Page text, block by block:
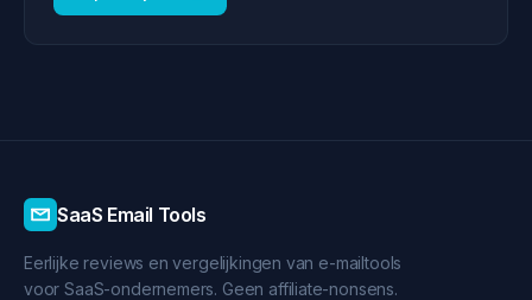
SaaS Email Tools
Eerlijke reviews en vergelijkingen van e-mailtools
voor SaaS-ondernemers. Geen affiliate-nonsens.